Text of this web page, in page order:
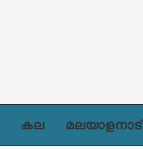
കല മലയാളനാട്